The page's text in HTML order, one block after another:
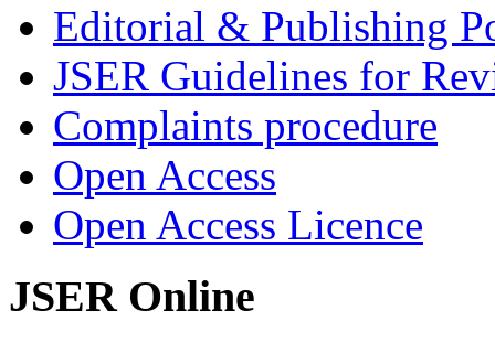
Editorial & Publishing
JSER Guidelines for
Complaints procedure
Open Access
Open Access Licence
JSER Online